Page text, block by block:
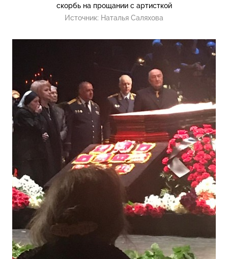
скорбь на прощании с артисткой
Источник: Наталья Саляхова